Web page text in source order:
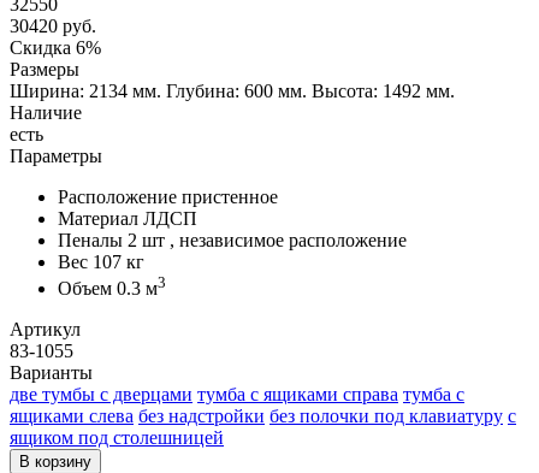
30420 руб.
Скидка 6%
Размеры
Ширина: 2134 мм. Глубина: 600 мм. Высота: 1492 мм.
Наличие
есть
Параметры
Расположение пристенное
Материал ЛДСП
Пеналы 2 шт , независимое расположение
Вес 107 кг
Объем 0.3 м3
Артикул
83-1055
Варианты
две тумбы с дверцами тумба с ящиками справа тумба с
ящиками слева без надстройки без полочки под клавиатуру с
ящиком под столешницей
В корзину